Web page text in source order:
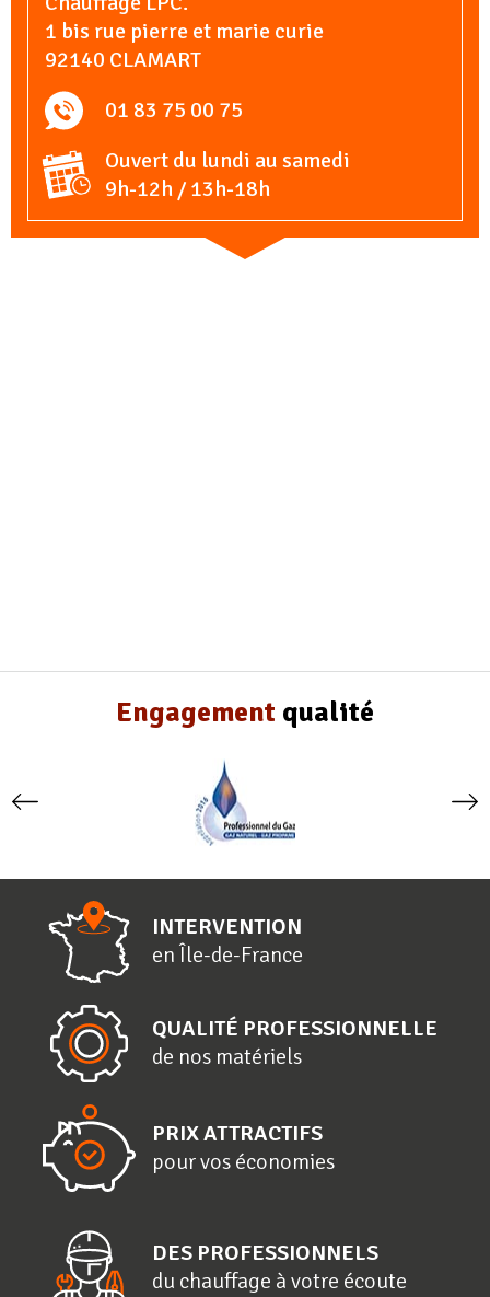
1 bis rue pierre et marie curie
92140 CLAMART
01 83 75 00 75
Ouvert du lundi au samedi
9h-12h / 13h-18h
Engagement qualité
INTERVENTION
en Île-de-France
QUALITÉ PROFESSIONNELLE
de nos matériels
PRIX ATTRACTIFS
pour vos économies
DES PROFESSIONNELS
du chauffage à votre écoute